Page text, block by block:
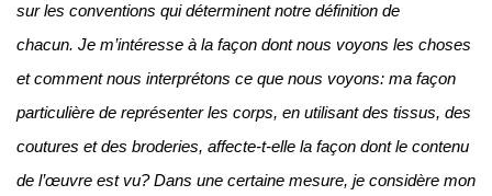
sur les conventions qui déterminent notre définition de
chacun. Je m’intéresse à la façon dont nous voyons les choses
et comment nous interprétons ce que nous voyons: ma façon
particulière de représenter les corps, en utilisant des tissus, des
coutures et des broderies, affecte-t-elle la façon dont le contenu
de l’œuvre est vu?Dans une certaine mesure, je considère mon